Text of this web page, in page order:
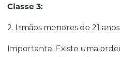
Classe 3:
2. Irmãos menores de 21
Importante: Existe uma